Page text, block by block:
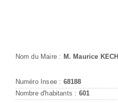
Nom du Maire : M. Maurice KECH
Numéro Insee : 68188
Nombre d'habitants : 601